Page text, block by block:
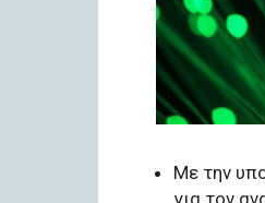
Με την
για τον